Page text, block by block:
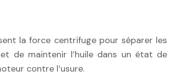
la force centrifuge pour séparer les
de maintenir l’huile dans un état de
contre l’usure.